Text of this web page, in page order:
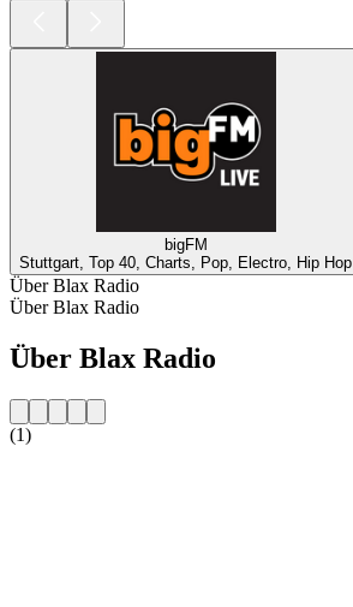
bigFM
Stuttgart, Top 40, Charts, Pop, Electro, Hip Hop
Über Blax Radio
Über Blax Radio
Über Blax Radio
(1)